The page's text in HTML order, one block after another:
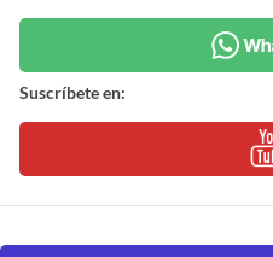
Suscríbete en: